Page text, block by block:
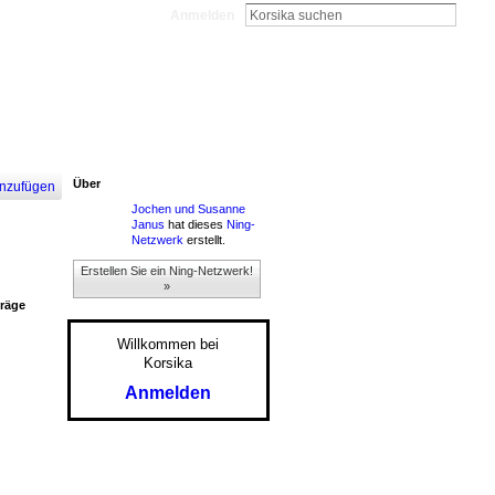
Über
Jochen und Susanne
Janus hat dieses Ning-
Netzwerk erstellt.
Erstellen Sie ein Ning-Netzwerk!
»
Willkommen bei
Korsika
Anmelden